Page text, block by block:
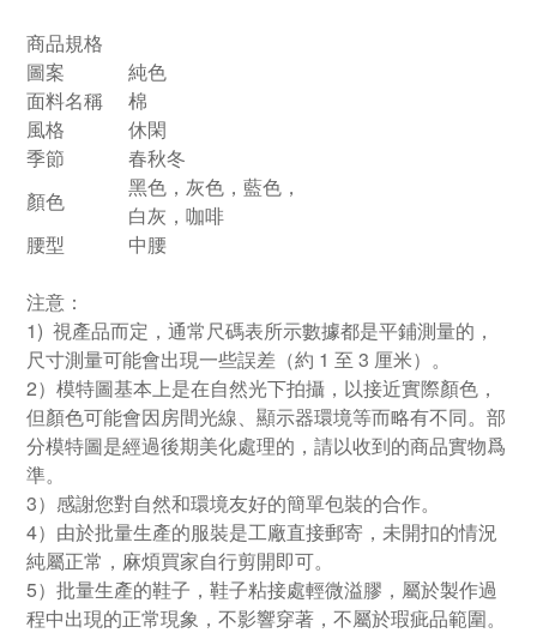
商品規格
圖案
純色
面料名稱
棉
風格
休閑
季節
春秋冬
顏色
黑色，灰色，藍色，
白灰，咖啡
腰型
中腰
注意：
1) 視產品而定，通常尺碼表所示數據都是平鋪測量的，
尺寸測量可能會出現一些誤差（約 1 至 3 厘米）。
2）模特圖基本上是在自然光下拍攝，以接近實際顏色，
但顏色可能會因房間光線、顯示器環境等而略有不同。部
分模特圖是經過後期美化處理的，請以收到的商品實物爲
準。
3）感謝您對自然和環境友好的簡單包裝的合作。
4）由於批量生產的服裝是工廠直接郵寄，未開扣的情況
純屬正常，麻煩買家自行剪開即可。
5）批量生產的鞋子，鞋子粘接處輕微溢膠，屬於製作過
程中出現的正常現象，不影響穿著，不屬於瑕疵品範圍。